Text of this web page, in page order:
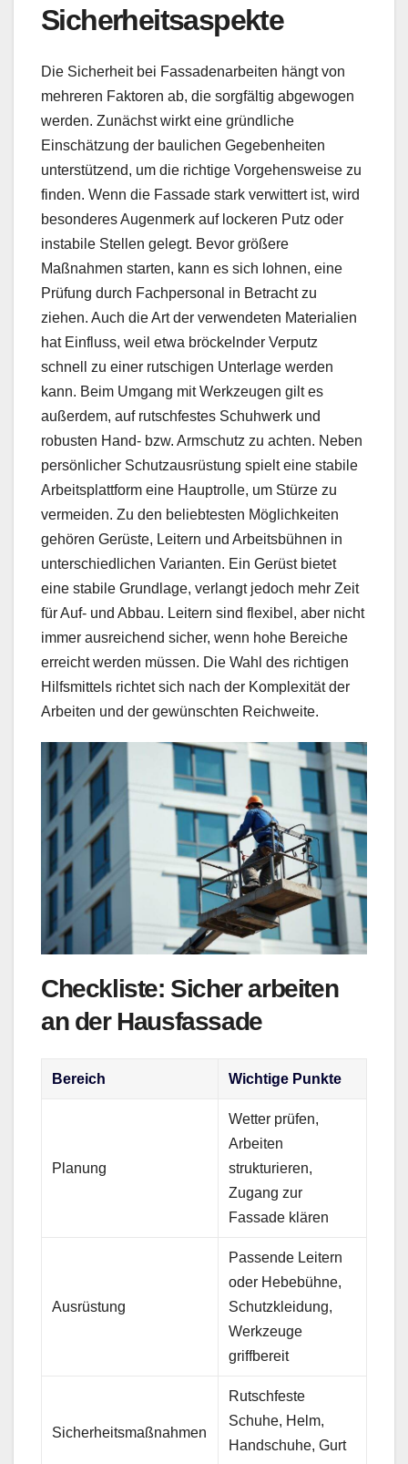
Sicherheitsaspekte
Die Sicherheit bei Fassadenarbeiten hängt von
mehreren Faktoren ab, die sorgfältig abgewogen
werden. Zunächst wirkt eine gründliche
Einschätzung der baulichen Gegebenheiten
unterstützend, um die richtige Vorgehensweise zu
finden. Wenn die Fassade stark verwittert ist, wird
besonderes Augenmerk auf lockeren Putz oder
instabile Stellen gelegt. Bevor größere
Maßnahmen starten, kann es sich lohnen, eine
Prüfung durch Fachpersonal in Betracht zu
ziehen. Auch die Art der verwendeten Materialien
hat Einfluss, weil etwa bröckelnder Verputz
schnell zu einer rutschigen Unterlage werden
kann. Beim Umgang mit Werkzeugen gilt es
außerdem, auf rutschfestes Schuhwerk und
robusten Hand- bzw. Armschutz zu achten. Neben
persönlicher Schutzausrüstung spielt eine stabile
Arbeitsplattform eine Hauptrolle, um Stürze zu
vermeiden. Zu den beliebtesten Möglichkeiten
gehören Gerüste, Leitern und Arbeitsbühnen in
unterschiedlichen Varianten. Ein Gerüst bietet
eine stabile Grundlage, verlangt jedoch mehr Zeit
für Auf- und Abbau. Leitern sind flexibel, aber nicht
immer ausreichend sicher, wenn hohe Bereiche
erreicht werden müssen. Die Wahl des richtigen
Hilfsmittels richtet sich nach der Komplexität der
Arbeiten und der gewünschten Reichweite.
Checkliste: Sicher arbeiten
an der Hausfassade
Bereich Wichtige Punkte
Planung
Wetter prüfen,
Arbeiten
strukturieren,
Zugang zur
Fassade klären
Ausrüstung
Passende Leitern
oder Hebebühne,
Schutzkleidung,
Werkzeuge
griffbereit
Sicherheitsmaßnahmen
Rutschfeste
Schuhe, Helm,
Handschuhe, Gurt